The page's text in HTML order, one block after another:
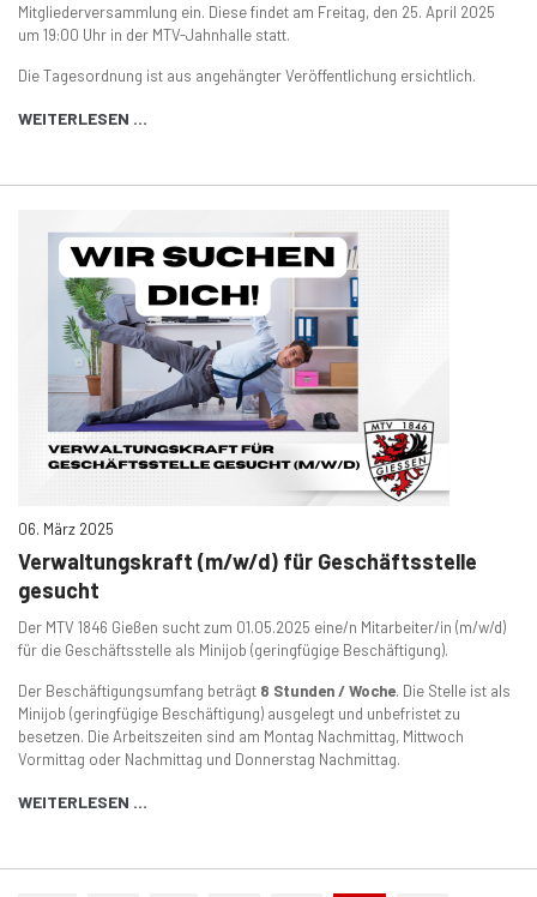
Mitgliederversammlung ein. Diese findet am Freitag, den 25. April 2025
um 19:00 Uhr in der MTV-Jahnhalle statt.
Die Tagesordnung ist aus angehängter Veröffentlichung ersichtlich.
WEITERLESEN …
06. März 2025
Verwaltungskraft (m/w/d) für Geschäftsstelle
gesucht
Der MTV 1846 Gießen sucht zum 01.05.2025 eine/n Mitarbeiter/in (m/w/d)
für die Geschäftsstelle als Minijob (geringfügige Beschäftigung).
Der Beschäftigungsumfang beträgt 8 Stunden / Woche. Die Stelle ist als
Minijob (geringfügige Beschäftigung) ausgelegt und unbefristet zu
besetzen. Die Arbeitszeiten sind am Montag Nachmittag, Mittwoch
Vormittag oder Nachmittag und Donnerstag Nachmittag.
WEITERLESEN …